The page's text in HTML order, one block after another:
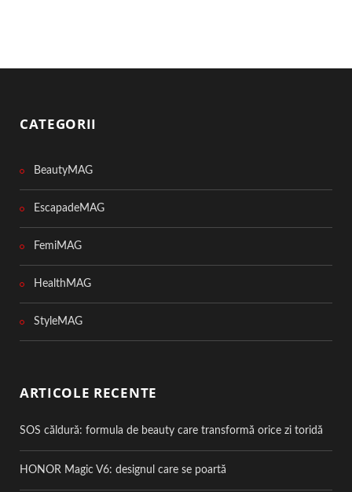
CATEGORII
BeautyMAG
EscapadeMAG
FemiMAG
HealthMAG
StyleMAG
ARTICOLE RECENTE
SOS căldură: formula de beauty care transformă orice zi toridă
HONOR Magic V6: designul care se poartă